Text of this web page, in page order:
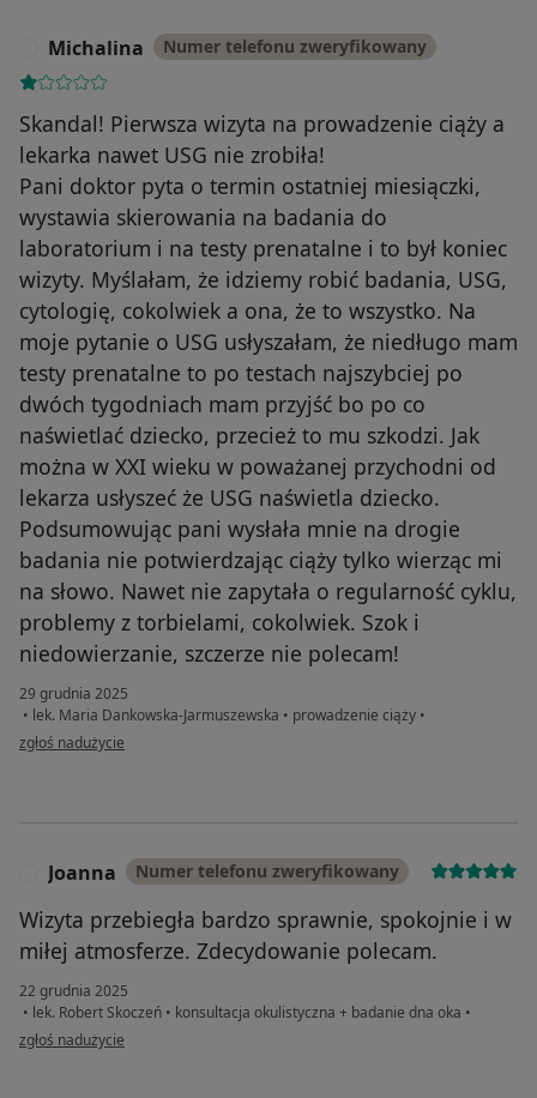
Michalina Numer telefonu zweryfikowany
Skandal! Pierwsza wizyta na prowadzenie ciąży a
lekarka nawet USG nie zrobiła!
Pani doktor pyta o termin ostatniej miesiączki,
wystawia skierowania na badania do
laboratorium i na testy prenatalne i to był koniec
wizyty. Myślałam, że idziemy robić badania, USG,
cytologię, cokolwiek a ona, że to wszystko. Na
moje pytanie o USG usłyszałam, że niedługo mam
testy prenatalne to po testach najszybciej po
dwóch tygodniach mam przyjść bo po co
naświetlać dziecko, przecież to mu szkodzi. Jak
można w XXI wieku w poważanej przychodni od
lekarza usłyszeć że USG naświetla dziecko.
Podsumowując pani wysłała mnie na drogie
badania nie potwierdzając ciąży tylko wierząc mi
na słowo. Nawet nie zapytała o regularność cyklu,
problemy z torbielami, cokolwiek. Szok i
niedowierzanie, szczerze nie polecam!
29 grudnia 2025
• lek. Maria Dankowska-Jarmuszewska • prowadzenie ciąży •
w opinii użytkownika Michalina
zgłoś nadużycie
Joanna Numer telefonu zweryfikowany
Wizyta przebiegła bardzo sprawnie, spokojnie i w
miłej atmosferze. Zdecydowanie polecam.
22 grudnia 2025
• lek. Robert Skoczeń • konsultacja okulistyczna + badanie dna oka •
w opinii użytkownika Joanna
zgłoś nadużycie